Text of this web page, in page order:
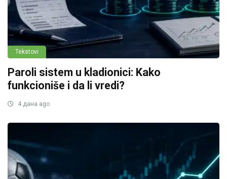
Tekstovi
Paroli sistem u kladionici: Kako
funkcioniše i da li vredi?
4 дана ago